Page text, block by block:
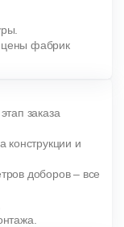
цены фабрик
заказа
конструкции и
доборов – все